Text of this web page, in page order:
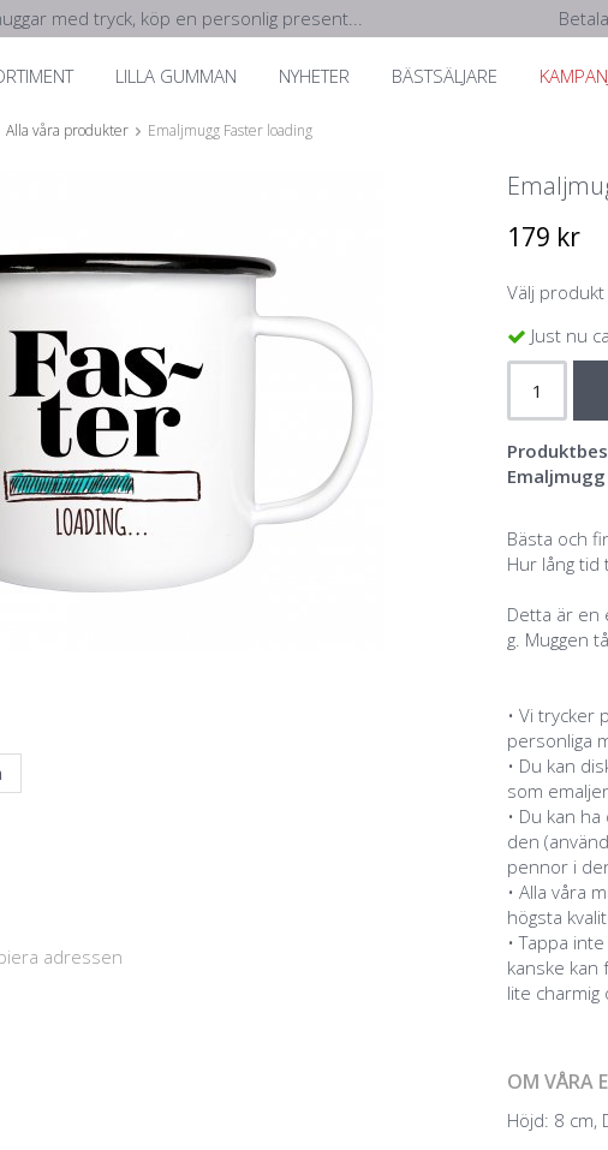
med tryck, köp en personlig present...
LILLA GUMMAN NYHETER BÄSTSÄLJARE
Alla våra produkter Emaljmugg Faster loading
179 kr
Välj produkt
Just nu
Bästa och
Hur lång tid
Detta är en
g. Muggen
• Vi trycker
personliga
• Du kan
som
• Du kan
den
pennor i
• Alla våra
högsta
• Tappa
kanske kan
lite charmig
OM VÅRA
Höjd: 8 cm,
adressen